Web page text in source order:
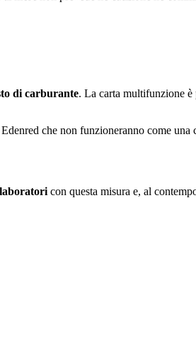
di carburante. La carta multifunzione è
che non funzioneranno come una
con questa misura e, al